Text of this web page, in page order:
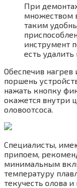
При
множеством
таким
инструмент
есть удалить
Обеспечив нагрев
поршень
нажать кнопку
окажется внутри
оловоотсоса.
Специалисты,
припоем,
минимальным
температуру
текучесть олова